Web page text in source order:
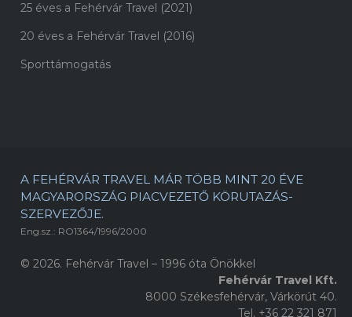
25 éves a Fehérvár Travel (2021)
20 éves a Fehérvár Travel (2016)
Sporttámogatás
A FEHÉRVÁR TRAVEL MÁR TÖBB MINT 20 ÉVE
MAGYARORSZÁG PIACVEZETŐ KÖRUTAZÁS-
SZERVEZŐJE.
Eng.sz.: RO1364/1996/2000
© 2026. Fehérvár Travel – 1996 óta Önökkel
Fehérvár Travel Kft.
8000 Székesfehérvár, Várkörút 40.
Tel. +36 22 321 871